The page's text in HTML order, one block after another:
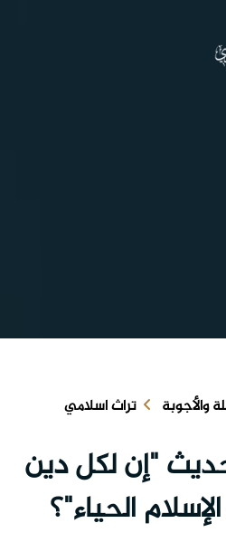
والأجوبة تراث اسلامي
"إن لكل دين
الحياء"؟